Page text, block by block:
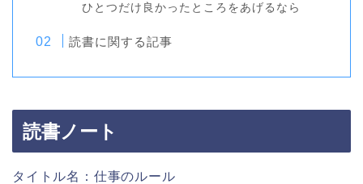
ひとつだけ良かったところをあげるなら
読書に関する記事
読書ノート
タイトル名：仕事のルール